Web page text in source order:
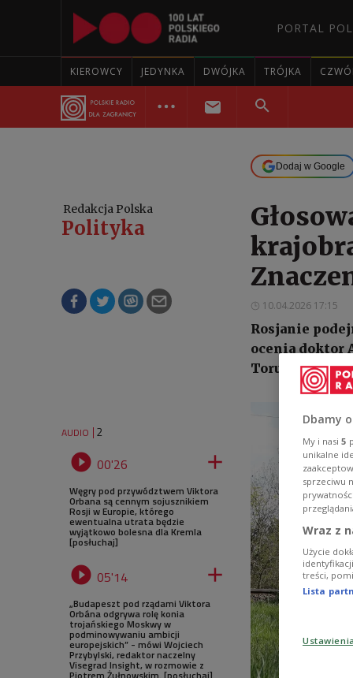
PORTAL
KIEROWCY JEDYNKA DWÓJKA TRÓJKA
Dodaj w Google
Redakcja Polska
Polityka
10.04.2026 17:15
Rosjanie
ocenia doktor
Toruniu.
AUDIO 2
 00'26 
Węgry pod przywództwem Viktora
Orbana są cennym sojusznikiem
Rosji w Europie, którego
ewentualna utrata będzie
wyjątkowo bolesna dla Kremla
[posłuchaj]
 05'14 
„Budapeszt pod rządami Viktora
Orbána odgrywa rolę konia
trojańskiego Moskwy w
podminowywaniu ambicji
europejskich” - mówi Wojciech
Przybylski, redaktor naczelny
Visegrad Insight, w rozmowie z
Dbamy
My i nasi 5
unikalne
sprzeciwu
Wraz z
Użycie
treści,
Lista